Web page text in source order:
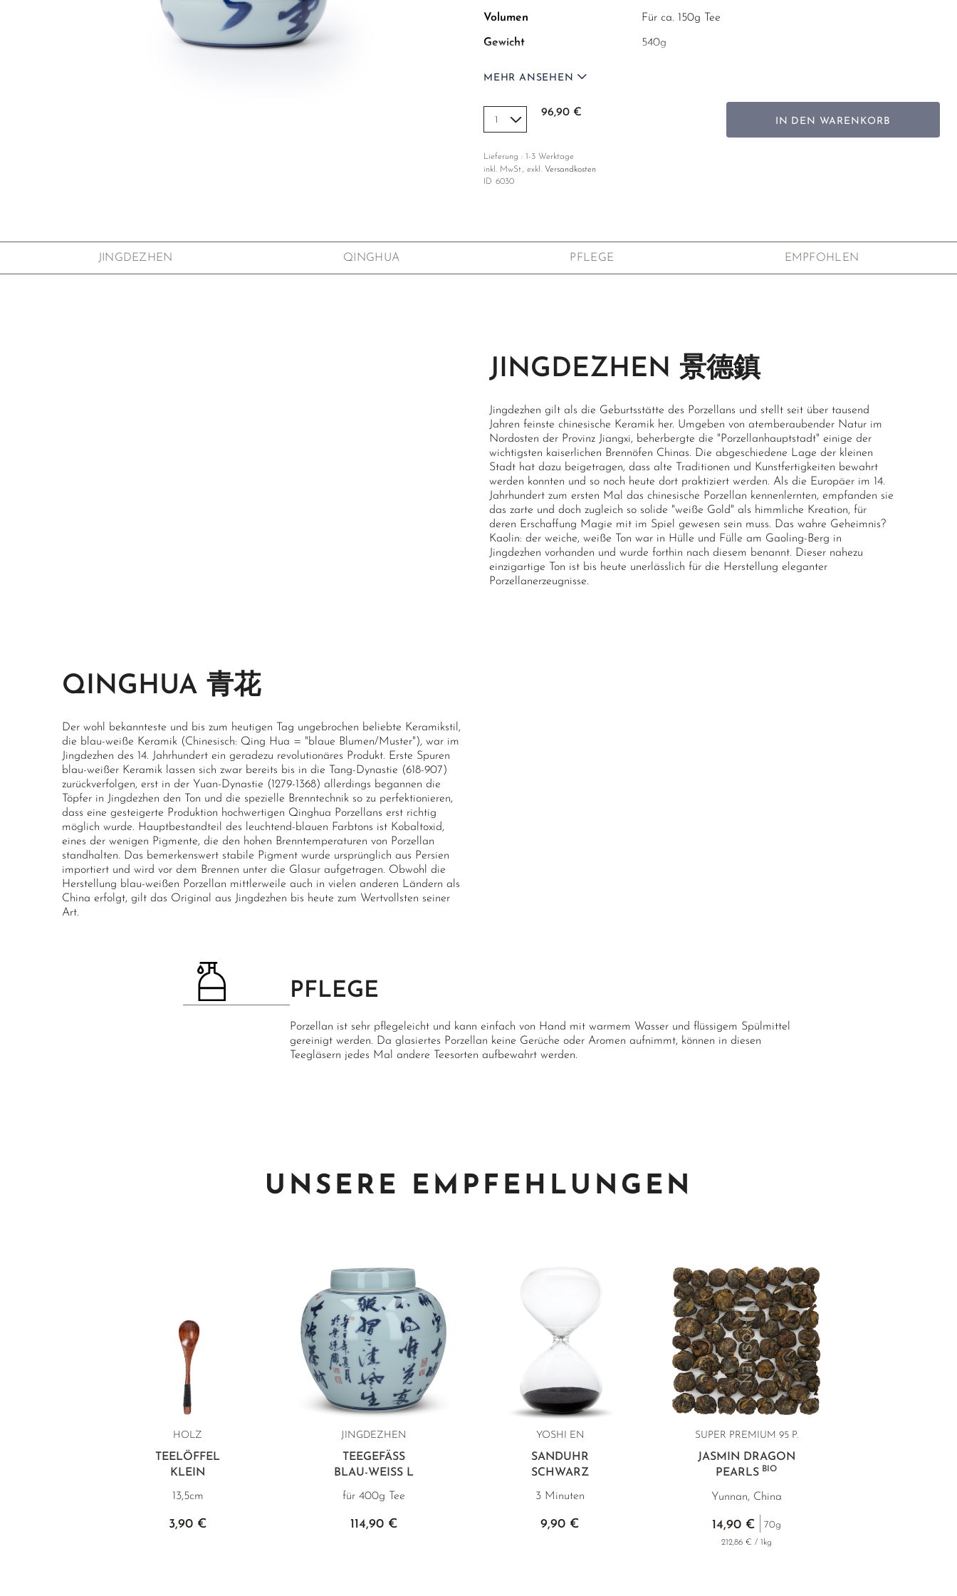
Volumen Für ca. 150g Tee
Gewicht 540g
Eine Schale Tee anbieten,
dem Teeliebhaber ohne Grund.
MEHR ANSEHEN
96,90 €
IN DEN WARENKORB
Lieferung : 1-3 Werktage
inkl. MwSt., exkl. Versandkosten
ID 6030
JINGDEZHEN QINGHUA PFLEGE EMPFOHLEN
JINGDEZHEN 景德鎮
Jingdezhen gilt als die Geburtsstätte des Porzellans und stellt seit über tausend
Jahren feinste chinesische Keramik her. Umgeben von atemberaubender Natur im
Nordosten der Provinz Jiangxi, beherbergte die "Porzellanhauptstadt" einige der
wichtigsten kaiserlichen Brennöfen Chinas. Die abgeschiedene Lage der kleinen
Stadt hat dazu beigetragen, dass alte Traditionen und Kunstfertigkeiten bewahrt
werden konnten und so noch heute dort praktiziert werden. Als die Europäer im 14.
Jahrhundert zum ersten Mal das chinesische Porzellan kennenlernten, empfanden sie
das zarte und doch zugleich so solide "weiße Gold" als himmliche Kreation, für
deren Erschaffung Magie mit im Spiel gewesen sein muss. Das wahre Geheimnis?
Kaolin: der weiche, weiße Ton war in Hülle und Fülle am Gaoling-Berg in
Jingdezhen vorhanden und wurde forthin nach diesem benannt. Dieser nahezu
einzigartige Ton ist bis heute unerlässlich für die Herstellung eleganter
Porzellanerzeugnisse.
QINGHUA 青花
Der wohl bekannteste und bis zum heutigen Tag ungebrochen beliebte Keramikstil,
die blau-weiße Keramik (Chinesisch: Qing Hua = "blaue Blumen/Muster"), war im
Jingdezhen des 14. Jahrhundert ein geradezu revolutionäres Produkt. Erste Spuren
blau-weißer Keramik lassen sich zwar bereits bis in die Tang-Dynastie (618-907)
zurückverfolgen, erst in der Yuan-Dynastie (1279-1368) allerdings begannen die
Töpfer in Jingdezhen den Ton und die spezielle Brenntechnik so zu perfektionieren,
dass eine gesteigerte Produktion hochwertigen Qinghua Porzellans erst richtig
möglich wurde. Hauptbestandteil des leuchtend-blauen Farbtons ist Kobaltoxid,
eines der wenigen Pigmente, die den hohen Brenntemperaturen von Porzellan
standhalten. Das bemerkenswert stabile Pigment wurde ursprünglich aus Persien
importiert und wird vor dem Brennen unter die Glasur aufgetragen. Obwohl die
Herstellung blau-weißen Porzellan mittlerweile auch in vielen anderen Ländern als
China erfolgt, gilt das Original aus Jingdezhen bis heute zum Wertvollsten seiner
Art.
PFLEGE
Porzellan ist sehr pflegeleicht und kann einfach von Hand mit warmem Wasser und flüssigem Spülmittel
gereinigt werden. Da glasiertes Porzellan keine Gerüche oder Aromen aufnimmt, können in diesen
Teegläsern jedes Mal andere Teesorten aufbewahrt werden.
UNSERE EMPFEHLUNGEN
HOLZ
TEELÖFFEL
KLEIN
13,5cm
3,90 €
JINGDEZHEN
TEEGEFÄSS
BLAU-WEISS L
für 400g Tee
114,90 €
YOSHI EN
SANDUHR
SCHWARZ
3 Minuten
9,90 €
SUPER PREMIUM 95 P.
JASMIN DRAGON
PEARLSBIO
Yunnan, China
14,90 € 70g
212,86 € / 1kg